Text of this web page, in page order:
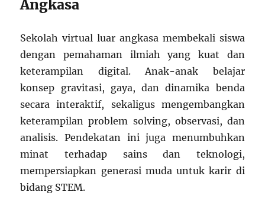
Angkasa
Sekolah virtual luar angkasa membekali siswa
dengan pemahaman ilmiah yang kuat dan
keterampilan digital. Anak-anak belajar
konsep gravitasi, gaya, dan dinamika benda
secara interaktif, sekaligus mengembangkan
keterampilan problem solving, observasi, dan
analisis. Pendekatan ini juga menumbuhkan
minat terhadap sains dan teknologi,
mempersiapkan generasi muda untuk karir di
bidang STEM.